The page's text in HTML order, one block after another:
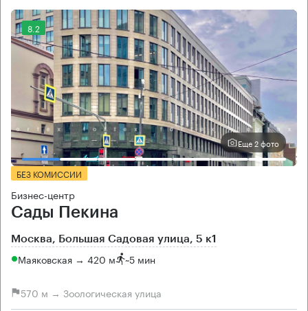
8.2
Еще 2 фото
БЕЗ КОМИССИИ
Бизнес-центр
Сады Пекина
Москва, Большая Садовая улица, 5 к1
Маяковская → 420 м ~5 мин
570 м → Зоологическая улица